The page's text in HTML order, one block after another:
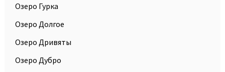
Озеро Гурка
Озеро Долгое
Озеро Дривяты
Озеро Дубро